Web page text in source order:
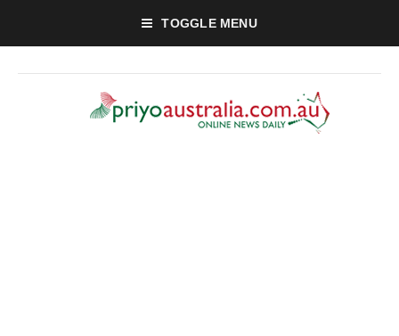
TOGGLE MENU